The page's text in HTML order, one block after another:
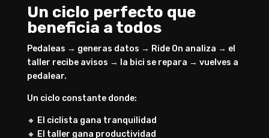
Un ciclo perfecto que
beneficia a todos
Pedaleas → generas datos → Ride On analiza → el
taller recibe avisos → la bici se repara → vuelves a
pedalear.
Un ciclo constante donde:
🔸 El ciclista gana tranquilidad
🔸 El taller gana productividad